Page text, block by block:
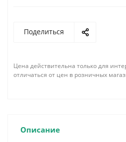
Поделиться
Цена действительна только для
отличаться от цен в розничных
Описание